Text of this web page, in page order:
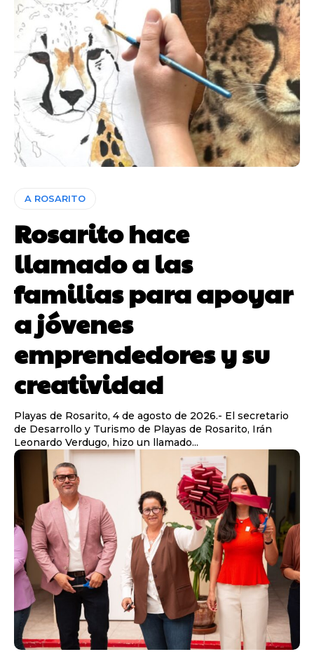
A ROSARITO
Rosarito hace
llamado a las
familias para apoyar
a jóvenes
emprendedores y su
creatividad
Playas de Rosarito, 4 de agosto de 2026.- El secretario
de Desarrollo y Turismo de Playas de Rosarito, Irán
Leonardo Verdugo, hizo un llamado...